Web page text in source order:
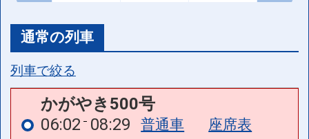
通常の列車
列車で絞る
かがやき500号
06:02 08:29 普通車
座席表